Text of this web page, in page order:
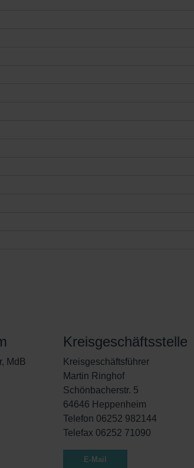
MdB
Kreisgeschäftsstelle
Kreisgeschäftsführer
Martin Ringhof
Schönbacherstr. 5
64646 Heppenheim
Telefon 06252 982144
Telefax 06252 71090
E-Mail